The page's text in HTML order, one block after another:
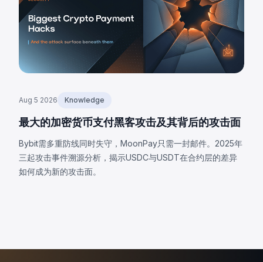
Aug 5 2026 Knowledge
最大的加密货币支付黑客攻击及其背后的攻击面
Bybit需多重防线同时失守，MoonPay只需一封邮件。2025年
三起攻击事件溯源分析，揭示USDC与USDT在合约层的差异
如何成为新的攻击面。